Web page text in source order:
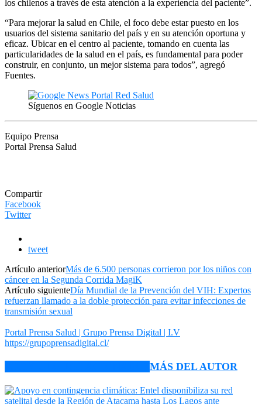
los chilenos a través de esta atención a la experiencia del paciente”.
“Para mejorar la salud en Chile, el foco debe estar puesto en los
usuarios del sistema sanitario del país y en su atención oportuna y
eficaz. Ubicar en el centro al paciente, tomando en cuenta las
particularidades de la salud en el país, es fundamental para poder
construir, en conjunto, un mejor sistema para todos”, agregó
Fuentes.
Síguenos en Google Noticias
Equipo Prensa
Portal Prensa Salud
Compartir
Facebook
Twitter
tweet
Artículo anteriorMás de 6.500 personas corrieron por los niños con
cáncer en la Segunda Corrida MagiK
Artículo siguienteDía Mundial de la Prevención del VIH: Expertos
refuerzan llamado a la doble protección para evitar infecciones de
transmisión sexual
Portal Prensa Salud | Grupo Prensa Digital | I.V
https://grupoprensadigital.cl/
MÁS DEL AUTOR